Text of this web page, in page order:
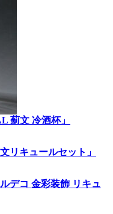
薊文 冷酒杯」
リキュールセット」
デコ 金彩装飾 リキュ